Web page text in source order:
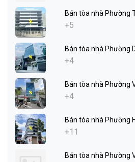
Bán tòa nhà Phường
+5
Bán tòa nhà Phường
+4
Bán tòa nhà Phường
+4
Bán tòa nhà Phường
+11
Bán tòa nhà Phường